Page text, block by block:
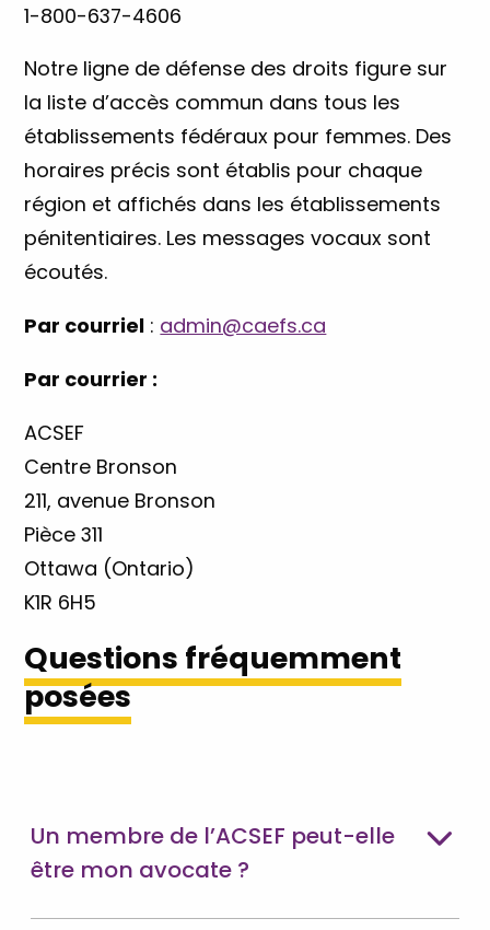
1-800-637-4606
Notre ligne de défense des droits figure sur
la liste d’accès commun dans tous les
établissements fédéraux pour femmes. Des
horaires précis sont établis pour chaque
région et affichés dans les établissements
pénitentiaires. Les messages vocaux sont
écoutés.
Par courriel : admin@caefs.ca
Par courrier :
ACSEF
Centre Bronson
211, avenue Bronson
Pièce 311
Ottawa (Ontario)
K1R 6H5
Questions fréquemment
posées
Un membre de l’ACSEF peut-elle
être mon avocate ?